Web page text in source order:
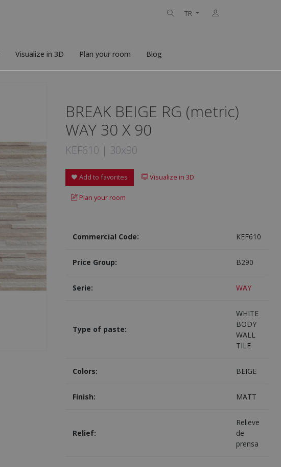
TR
Visualize in 3D Plan your room Blog
BREAK BEIGE RG (metric)
WAY 30 X 90
KEF610 | 30x90
Add to favorites Visualize in 3D
Plan your room
Commercial Code: KEF610
Price Group: B290
Serie: WAY
Type of paste:
WHITE
BODY
WALL
TILE
Colors: BEIGE
Finish: MATT
Relief:
Relieve
de
prensa